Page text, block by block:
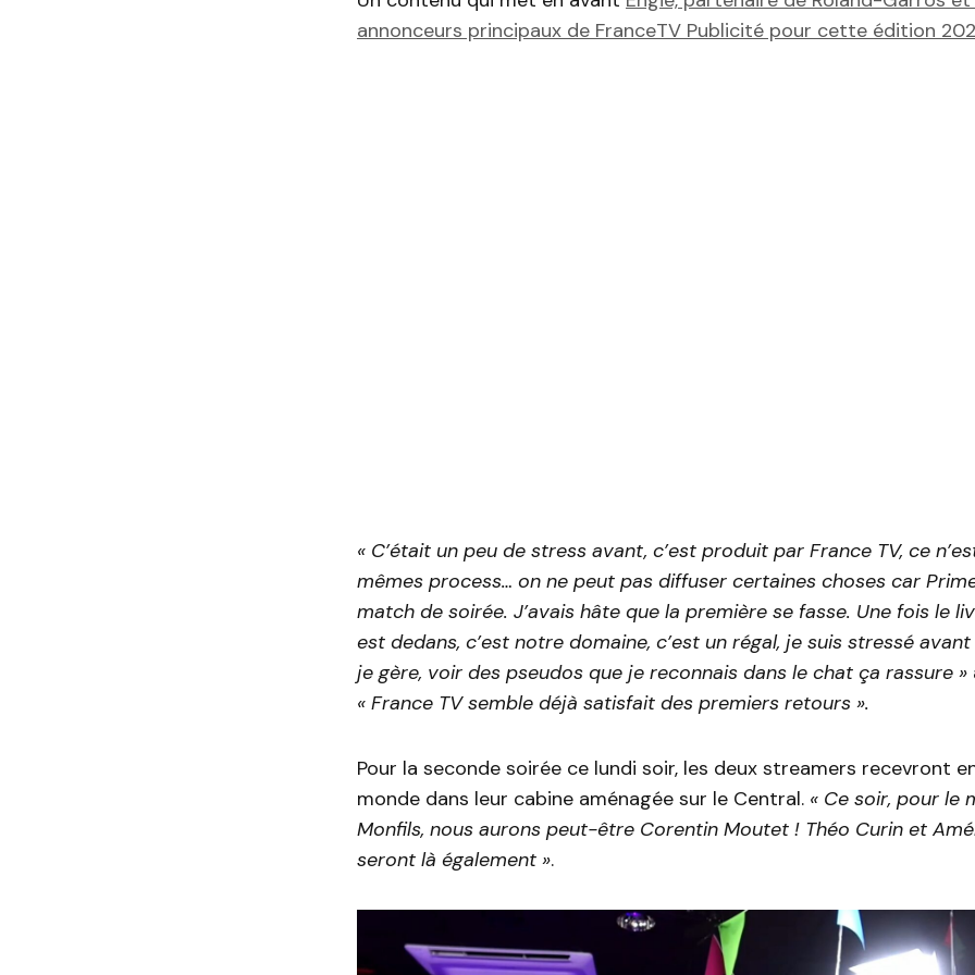
annonceurs principaux de FranceTV Publicité pour cette édition
« C’était un peu de stress avant, c’est produit par France TV, ce
mêmes process… on ne peut pas diffuser certaines choses car
match de soirée. J’avais hâte que la première se fasse. Une fois le
est dedans, c’est notre domaine, c’est un régal, je suis stressé
je gère, voir des pseudos que je reconnais dans le chat ça rassure »
« France TV semble déjà satisfait des premiers retours ».
Pour la seconde soirée ce lundi soir, les deux streamers recevront
monde dans leur cabine aménagée sur le Central. « Ce soir, pour le
Monfils, nous aurons peut-être Corentin Moutet ! Théo Curin et
seront là également ».